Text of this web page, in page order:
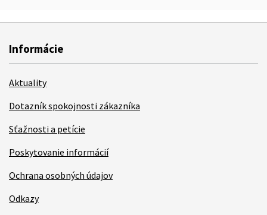
Informácie
Aktuality
Dotazník spokojnosti zákazníka
Sťažnosti a petície
Poskytovanie informácií
Ochrana osobných údajov
Odkazy